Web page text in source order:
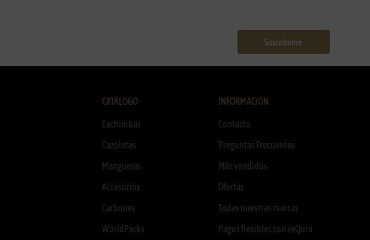
Suscribirme
CATÁLOGO
Cachimbas
Cazoletas
Mangueras
Accesorios
Carbones
WorldPacks
INFORMACIÓN
Contacto
Preguntas Frecuentes
Más vendidos
Ofertas
Todas nuestras marcas
Pagos flexibles con seQura